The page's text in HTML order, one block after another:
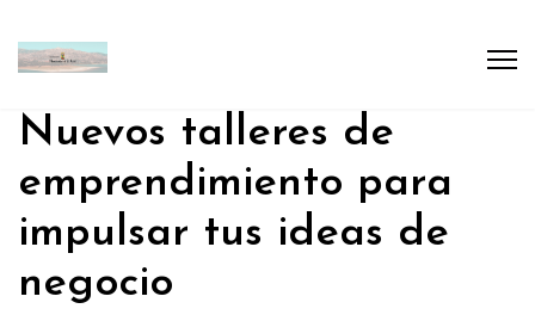
Nuevos talleres de
emprendimiento para
impulsar tus ideas de
negocio